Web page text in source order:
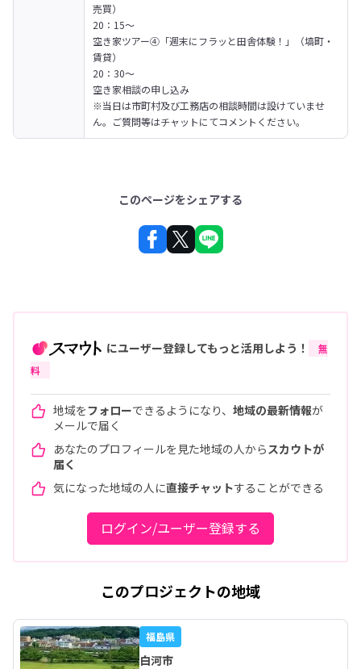
売買）
20：15～
空き家ツアー④「週末にフラッと田舎体験！」（塙町・
賃貸）
20：30～
空き家相談の申し込み
※当日は市町村及び工務店の相談時間は設けていませ
ん。ご質問等はチャットにてコメントください。
このページをシェアする
にユーザー登録してもっと活用しよう！
無
料
地域をフォローできるようになり、 地域の最新情報が
メールで届く
あなたのプロフィールを見た地域の人から スカウトが
届く
気になった地域の人に直接チャットすることができる
ログイン/ユーザー登録する
このプロジェクトの地域
福島県
白河市